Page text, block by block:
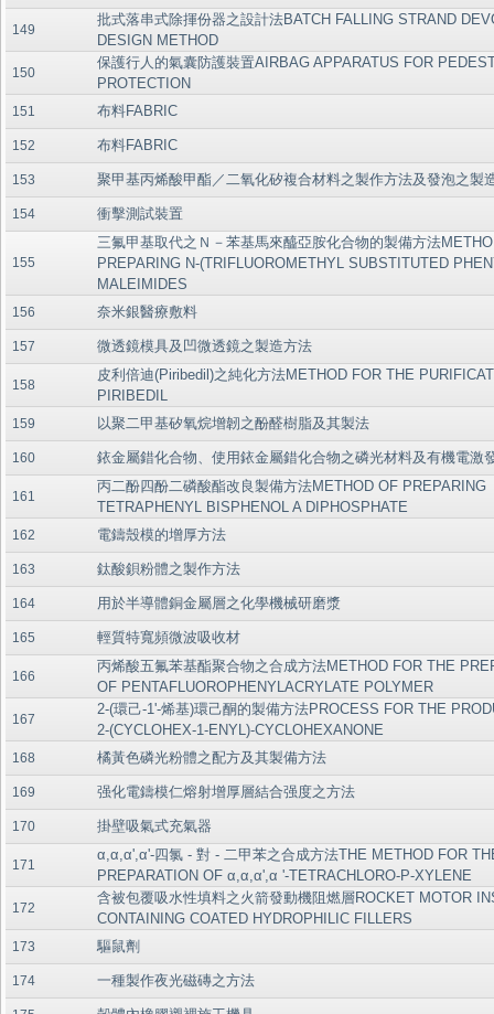
149
批式落串式除揮份器之設計法BATCH FALLING STRAND
DESIGN METHOD
150
保護行人的氣囊防護裝置AIRBAG APPARATUS FOR
PROTECTION
151 布料FABRIC
152 布料FABRIC
153 聚甲基丙烯酸甲酯／二氧化矽複合材料之製作方法及發泡之製
154 衝擊測試裝置
155
三氟甲基取代之Ｎ－苯基馬來醯亞胺化合物的製備方法
PREPARING N-(TRIFLUOROMETHYL SUBSTITUTED
MALEIMIDES
156 奈米銀醫療敷料
157 微透鏡模具及凹微透鏡之製造方法
158
皮利倍迪(Piribedil)之純化方法METHOD FOR THE
PIRIBEDIL
159 以聚二甲基矽氧烷增韌之酚醛樹脂及其製法
160 銥金屬錯化合物、使用銥金屬錯化合物之磷光材料及有機電激
161
丙二酚四酚二磷酸酯改良製備方法METHOD OF PREPARING
TETRAPHENYL BISPHENOL A DIPHOSPHATE
162 電鑄殼模的增厚方法
163 鈦酸鋇粉體之製作方法
164 用於半導體銅金屬層之化學機械研磨漿
165 輕質特寬頻微波吸收材
166
丙烯酸五氟苯基酯聚合物之合成方法METHOD FOR THE
OF PENTAFLUOROPHENYLACRYLATE POLYMER
167
2-(環己-1'-烯基)環己酮的製備方法PROCESS FOR THE
2-(CYCLOHEX-1-ENYL)-CYCLOHEXANONE
168 橘黃色磷光粉體之配方及其製備方法
169 强化電鑄模仁熔射增厚層結合强度之方法
170 掛壁吸氣式充氣器
171
α,α,α',α'-四氯 - 對 - 二甲苯之合成方法THE METHOD FOR
PREPARATION OF α,α,α',α '-TETRACHLORO-P-XYLENE
172
含被包覆吸水性填料之火箭發動機阻燃層ROCKET MOTOR
CONTAINING COATED HYDROPHILIC FILLERS
173 驅鼠劑
174 一種製作夜光磁磚之方法